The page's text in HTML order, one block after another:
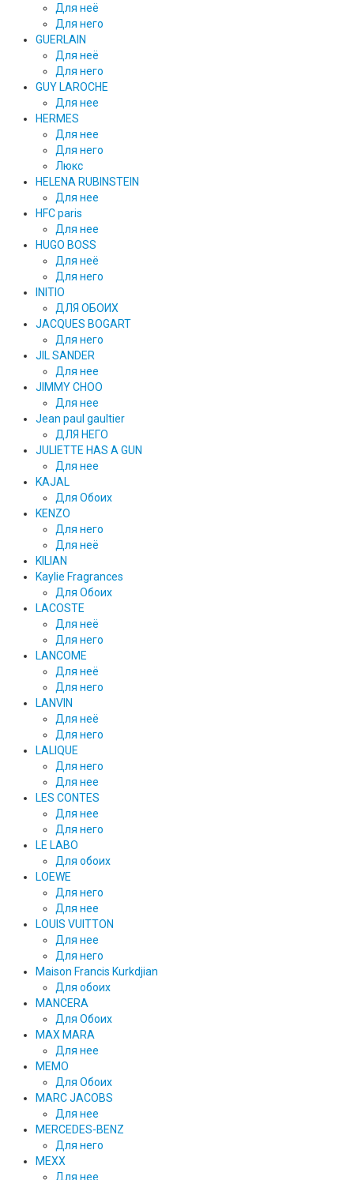
Для неё
Для него
GUERLAIN
Для неё
Для него
GUY LAROCHE
Для нее
HERMES
Для нее
Для него
Люкс
HELENA RUBINSTEIN
Для нее
HFC paris
Для нее
HUGO BOSS
Для неё
Для него
INITIO
ДЛЯ ОБОИХ
JACQUES BOGART
Для него
JIL SANDER
Для нее
JIMMY CHOO
Для нее
Jean paul gaultier
ДЛЯ НЕГО
JULIETTE HAS A GUN
Для нее
KAJAL
Для Обоих
KENZO
Для него
Для неё
KILIAN
Kaylie Fragrances
Для Обоих
LACOSTE
Для неё
Для него
LANCOME
Для неё
Для него
LANVIN
Для неё
Для него
LALIQUE
Для него
Для нее
LES CONTES
Для нее
Для него
LE LABO
Для обоих
LOEWE
Для него
Для нее
LOUIS VUITTON
Для нее
Для него
Maison Francis Kurkdjian
Для обоих
MANCERA
Для Обоих
MAX MARA
Для нее
MEMO
Для Обоих
MARC JACOBS
Для нее
MERCEDES-BENZ
Для него
MEXX
Для нее